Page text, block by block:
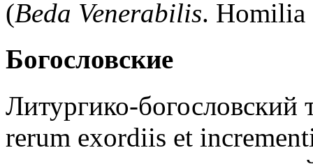
(Beda Venerabilis.
Богословские
Литургико-богословский
rerum exordiis et